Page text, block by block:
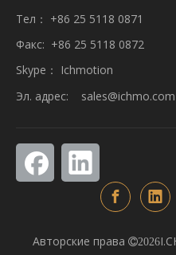
Тел： +86 25 5118 0871
Факс: +86 25 5118 0872
Skype： Ichmotion
Эл. адрес: sales@ichmo.com
Авторские права 2026